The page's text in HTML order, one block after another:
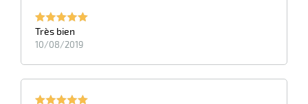
Très bien
10/08/2019